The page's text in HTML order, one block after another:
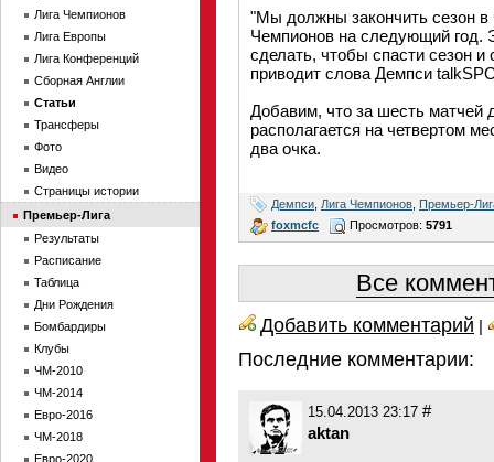
"Мы должны закончить сезон в
Чемпионов на следующий
сделать, чтобы спасти сезон
приводит слова Демпси
Добавим, что за шесть матчей
располагается на четвертом
два очка.
Демпси Лига Чемпионов Премьер-
foxmcfc
Просмотров: 5791
Все
Добавить комментарий |
Последние комментарии:
15.04.2013 23:17 #
aktan
Лига Чемпионов
Лига Европы
Лига Конференций
Сборная Англии
Статьи
Трансферы
Фото
Видео
Страницы истории
Премьер-Лига
Результаты
Расписание
Таблица
Дни Рождения
Бомбардиры
Клубы
ЧМ-2010
ЧМ-2014
Евро-2016
ЧМ-2018
Евро-2020